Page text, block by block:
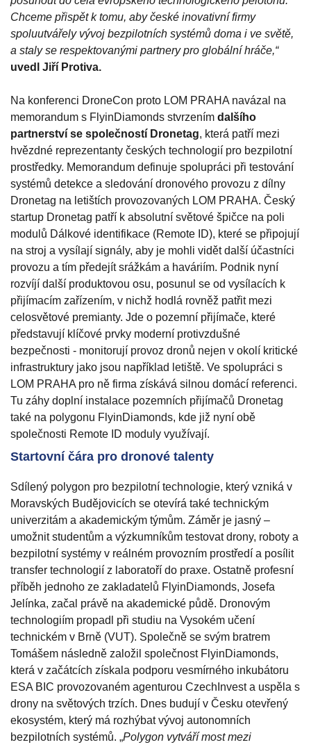
Chceme přispět k tomu, aby české inovativní firmy
spoluutvářely vývoj bezpilotních systémů doma i ve světě,
a staly se respektovanými partnery pro globální hráče,“
uvedl Jiří Protiva.
Na konferenci DroneCon proto LOM PRAHA navázal na
memorandum s FlyinDiamonds stvrzením dalšího
partnerství se společností Dronetag, která patří mezi
hvězdné reprezentanty českých technologií pro bezpilotní
prostředky. Memorandum definuje spolupráci při testování
systémů detekce a sledování dronového provozu z dílny
Dronetag na letištích provozovaných LOM PRAHA. Český
startup Dronetag patří k absolutní světové špičce na poli
modulů Dálkové identifikace (Remote ID), které se připojují
na stroj a vysílají signály, aby je mohli vidět další účastníci
provozu a tím předejít srážkám a haváriím. Podnik nyní
rozvíjí další produktovou osu, posunul se od vysílacích k
přijímacím zařízením, v nichž hodlá rovněž patřit mezi
celosvětové premianty. Jde o pozemní přijímače, které
představují klíčové prvky moderní protivzdušné
bezpečnosti - monitorují provoz dronů nejen v okolí kritické
infrastruktury jako jsou například letiště. Ve spolupráci s
LOM PRAHA pro ně firma získává silnou domácí referenci.
Tu záhy doplní instalace pozemních přijímačů Dronetag
také na polygonu FlyinDiamonds, kde již nyní obě
společnosti Remote ID moduly využívají.
Startovní čára pro dronové talenty
Sdílený polygon pro bezpilotní technologie, který vzniká v
Moravských Budějovicích se otevírá také technickým
univerzitám a akademickým týmům. Záměr je jasný –
umožnit studentům a výzkumníkům testovat drony, roboty a
bezpilotní systémy v reálném provozním prostředí a posílit
transfer technologií z laboratoří do praxe. Ostatně profesní
příběh jednoho ze zakladatelů FlyinDiamonds, Josefa
Jelínka, začal právě na akademické půdě. Dronovým
technologiím propadl při studiu na Vysokém učení
technickém v Brně (VUT). Společně se svým bratrem
Tomášem následně založil společnost FlyinDiamonds,
která v začátcích získala podporu vesmírného inkubátoru
ESA BIC provozovaném agenturou CzechInvest a uspěla s
drony na světových trzích. Dnes budují v Česku otevřený
ekosystém, který má rozhýbat vývoj autonomních
bezpilotních systémů. „Polygon vytváří most mezi